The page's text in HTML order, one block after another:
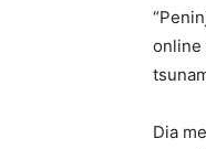
online
Dia